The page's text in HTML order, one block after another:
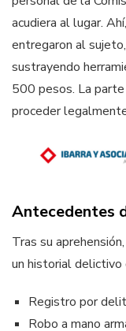
acudiera al lugar.
entregaron al
sustrayendo
500 pesos. La
proceder
Antecedentes
Tras su
un historial delictivo
Registro por
Robo a mano